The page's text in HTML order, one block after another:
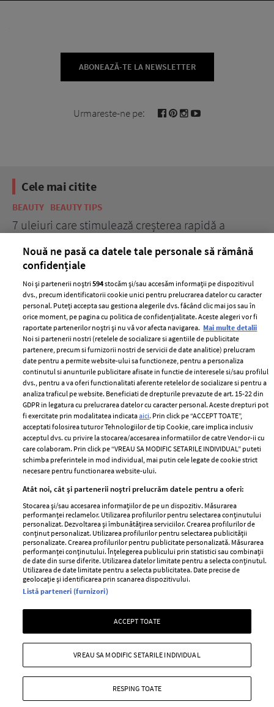
ABONEAZĂ-TE LA NEWSLETTER
Urmareste-ne pe:
Cele mai citite
BEAUTY BEAUTY TIPS
7 uleiuri care stimulează creșterea rapidă a
ELLE Style Awards
2024
Despre ELLE
Romania
Contact
Abonamente
Termeni si conditii
Politica de
confidențialitate
Politica de cookies
Publicitate
GSP
Unica
Baby
Retete
femei
Viva
Avantaje
Retete practice
Pariază responsabil! Decizia ONJN nr. 821/25.09.2025.
Jocurile de noroc sunt interzise minorilor.
Copyright © 2026 Ringier Romania SRL
Nouă ne pasă ca datele tale personale să rămână
confidențiale
Noi și partenerii noștri594stocăm și/sau accesăm informații pe dispozitivul
dvs., precum identificatorii cookie unici pentru prelucrarea datelor cu caracter
personal. Puteți accepta sau gestiona alegerile dvs. făcând clic mai jos sau în
orice moment, pe pagina cu politica de confidențialitate. Aceste alegeri vor fi
raportate partenerilor noștri și nu vă vor afecta navigarea. Mai multe detalii
Noi si partenerii nostri (retelele de socializare si agentiile de publicitate
partenere, precum si furnizorii nostri de servicii de date analitice) prelucram
date pentru a permite website-ului sa functioneze, pentru a personaliza
continutul si anunturile publicitare afisate in functie de interesele si/sau profilul
dvs., pentru a va oferi functionalitati aferente retelelor de socializare si pentru a
analiza traficul pe website. Beneficiati de drepturile prevazute de art. 15-22 din
GDPR in legatura cu prelucrarea datelor cu caracter personal. Aceste drepturi pot
fi exercitate prin modalitatea indicataaici. Prin click pe “ACCEPT TOATE”,
acceptati folosirea tuturor Tehnologiilor de tip Cookie, care implica inclusiv
acceptul dvs. cu privire la stocarea/accesarea informatiilor de catre Vendor-ii cu
care colaboram. Prin click pe “VREAU SA MODIFIC SETARILE INDIVIDUAL” puteti
schimba preferintele in mod individual, mai putin cele legate de cookie strict
necesare pentru functionarea website-ului.
Atât noi, cât și partenerii noștri prelucrăm datele pentru a oferi:
Stocarea și/sau accesarea informațiilor de pe un dispozitiv. Măsurarea
performanței reclamelor. Utilizarea profilurilor pentru selectarea conținutului
personalizat. Dezvoltarea și îmbunătățirea serviciilor. Crearea profilurilor de
conținut personalizat. Utilizarea profilurilor pentru selectarea publicității
personalizate. Crearea profilurilor pentru publicitate personalizată. Măsurarea
performanței conținutului. Înțelegerea publicului prin statistici sau combinații
de date din surse diferite. Utilizarea datelor limitate pentru a selecta conținutul.
Utilizarea de date limitate pentru a selecta publicitatea. Date precise de
geolocație și identificarea prin scanarea dispozitivului.
Listă parteneri (furnizori)
ACCEPT TOATE
RESPING TOATE
VREAU SA MODIFIC SETARILE INDIVIDUAL